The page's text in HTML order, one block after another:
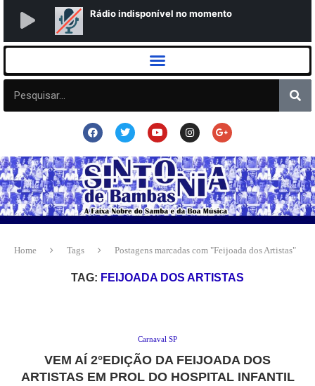
Home Tags Postagens marcadas com "Feijoada dos Artistas"
TAG: FEIJOADA DOS ARTISTAS
Carnaval SP
VEM AÍ 2°EDIÇÃO DA FEIJOADA DOS
ARTISTAS EM PROL DO HOSPITAL INFANTIL